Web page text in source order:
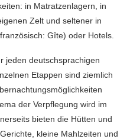
in Matratzenlagern, in
Zelt und seltener in
Gîte) oder Hotels.
jeden deutschsprachigen
Etappen sind ziemlich
der Verpflegung wird im
bieten die Hütten und
kleine Mahlzeiten und